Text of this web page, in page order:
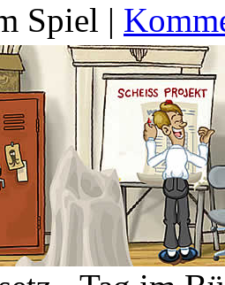
Spiel |